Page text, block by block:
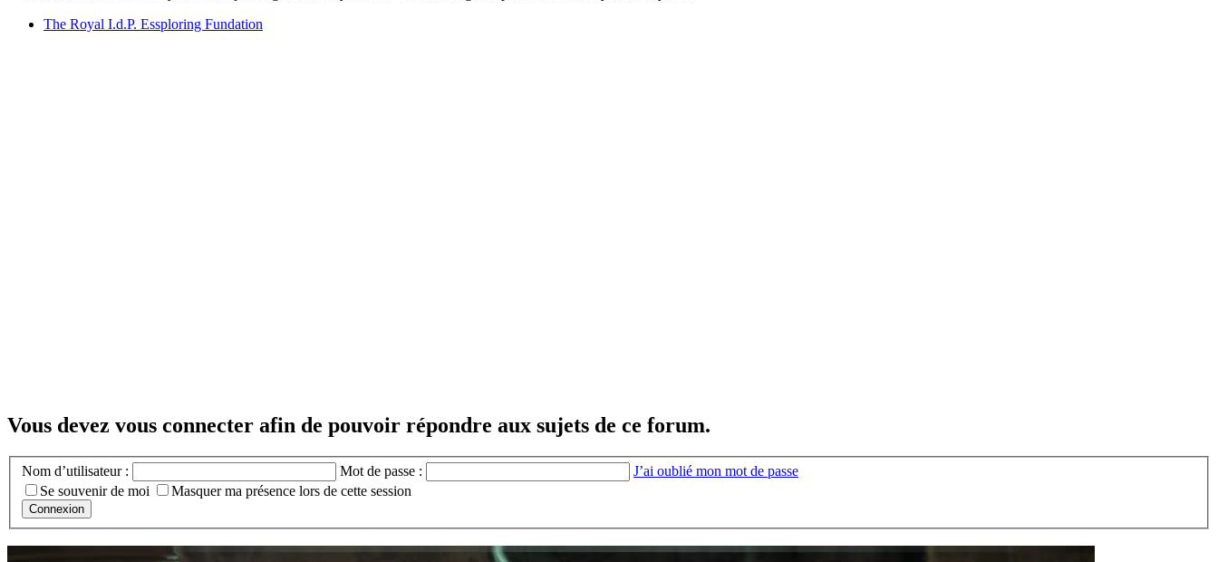
The Royal I.d.P. Essploring Fundation
Vous devez vous connecter afin de pouvoir répondre aux sujets de ce forum.
Nom d’utilisateur : Mot de passe :
J’ai oublié mon mot de passe
Se souvenir de moi
Masquer ma présence lors de cette session